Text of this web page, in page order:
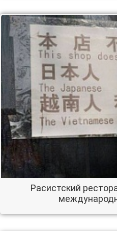
Расистский